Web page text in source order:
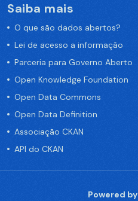
Saiba mais
O que são dados abertos?
Lei de acesso a informação
Parceria para Governo Aberto
Open Knowledge Foundation
Open Data Commons
Open Data Definition
Associação CKAN
API do CKAN
Powered by